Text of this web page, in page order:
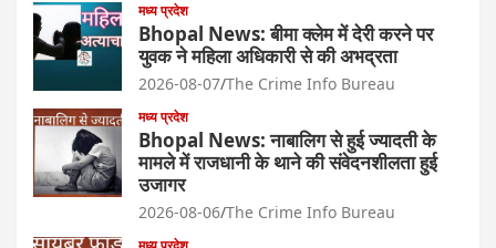
मध्य प्रदेश
Bhopal News: बीमा क्लेम में देरी करने पर
युवक ने महिला अधिकारी से की अभद्रता
2026-08-07 The Crime Info Bureau
मध्य प्रदेश
Bhopal News: नाबालिग से हुई ज्यादती के
मामले में राजधानी के थाने की संवेदनशीलता हुई
उजागर
2026-08-06 The Crime Info Bureau